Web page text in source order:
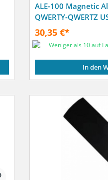
ALE-100 Magnetic
QWERTY-QWERTZ
30,35 €*
Weniger als 10 auf
In den